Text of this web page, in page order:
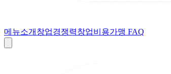
메뉴소개 창업경쟁력창업비용가맹 FAQ